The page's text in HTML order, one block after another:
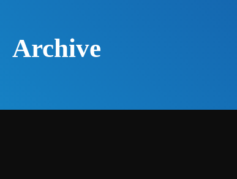
Archive